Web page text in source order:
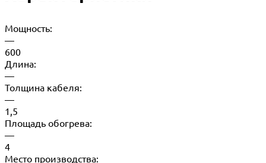
Мощность:
—
600
Длина:
—
Толщина кабеля:
—
1,5
Площадь обогрева:
—
4
Место производства: